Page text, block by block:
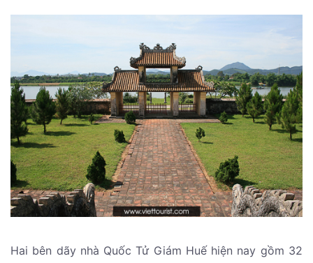
Hai bên dãy nhà Quốc Tử Giám Huế hiện nay gồm 32